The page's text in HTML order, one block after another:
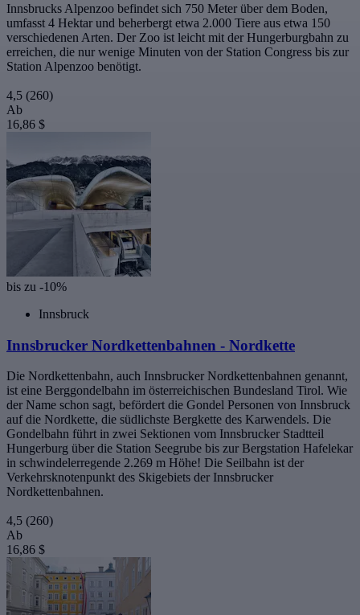
Innsbrucks Alpenzoo befindet sich 750 Meter über dem Boden,
umfasst 4 Hektar und beherbergt etwa 2.000 Tiere aus etwa 150
verschiedenen Arten. Der Zoo ist leicht mit der Hungerburgbahn zu
erreichen, die nur wenige Minuten von der Station Congress bis zur
Station Alpenzoo benötigt.
4,5 (260)
Ab
16,86 $
bis zu -10%
Innsbruck
Innsbrucker Nordkettenbahnen - Nordkette
Die Nordkettenbahn, auch Innsbrucker Nordkettenbahnen genannt,
ist eine Berggondelbahn im österreichischen Bundesland Tirol. Wie
der Name schon sagt, befördert die Gondel Personen von Innsbruck
auf die Nordkette, die südlichste Bergkette des Karwendels. Die
Gondelbahn führt in zwei Sektionen vom Innsbrucker Stadtteil
Hungerburg über die Station Seegrube bis zur Bergstation Hafelekar
in schwindelerregende 2.269 m Höhe! Die Seilbahn ist der
Verkehrsknotenpunkt des Skigebiets der Innsbrucker
Nordkettenbahnen.
4,5 (260)
Ab
16,86 $